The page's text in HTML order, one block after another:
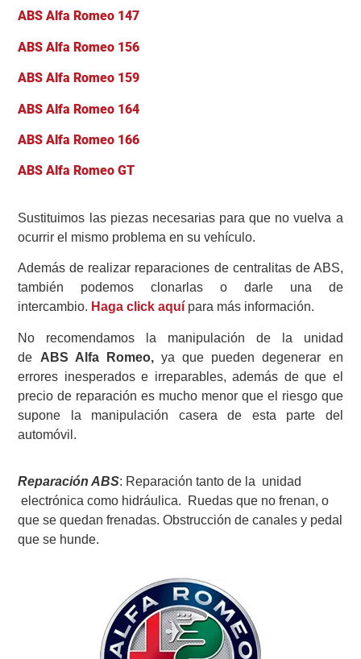
ABS Alfa Romeo 147
ABS Alfa Romeo 156
ABS Alfa Romeo 159
ABS Alfa Romeo 164
ABS Alfa Romeo 166
ABS Alfa Romeo GT
Sustituimos las piezas necesarias para que no vuelva a
ocurrir el mismo problema en su vehículo.
Además de realizar reparaciones de centralitas de ABS,
también podemos clonarlas o darle una de
intercambio. Haga click aquí para más información.
No recomendamos la manipulación de la unidad
de ABS Alfa Romeo,ya que pueden degenerar en
errores inesperados e irreparables, además de que el
precio de reparación es mucho menor que el riesgo que
supone la manipulación casera de esta parte del
automóvil.
Reparación ABS: Reparación tanto de la unidad
electrónica como hidráulica. Ruedas que no frenan, o
que se quedan frenadas. Obstrucción de canales y pedal
que se hunde.